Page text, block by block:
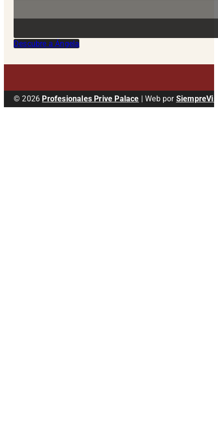
Descubre a Ángela
© 2026 Profesionales Prive Palace | Web por